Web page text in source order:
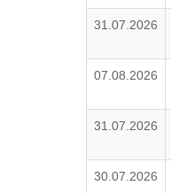
31.07.2026
07.08.2026
31.07.2026
30.07.2026